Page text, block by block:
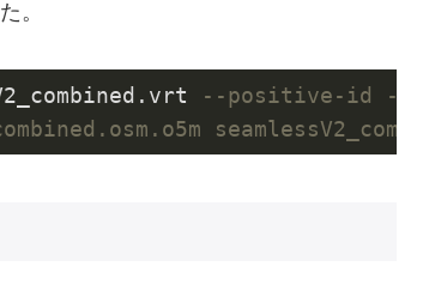
。
--positive-id -o